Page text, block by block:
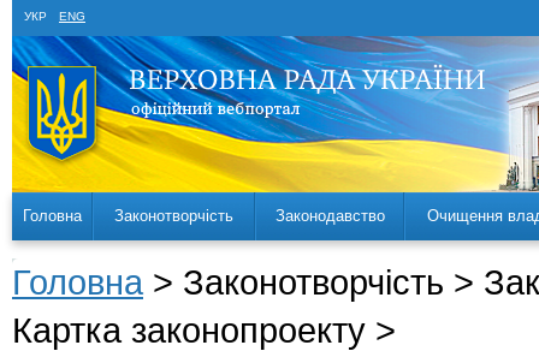
УКР ENG
Головна Законотворчість Законодавство Очищення
Головна > Законотворчість >
Картка законопроекту >